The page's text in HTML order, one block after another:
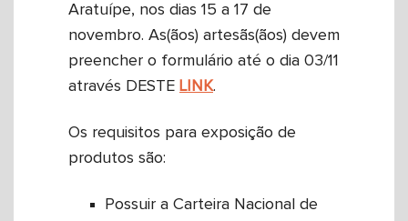
Aratuípe, nos dias 15 a 17 de
novembro. As(ãos) artesãs(ãos) devem
preencher o formulário até o dia 03/11
através DESTE LINK.
Os requisitos para exposição de
produtos são:
Possuir a Carteira Nacional de